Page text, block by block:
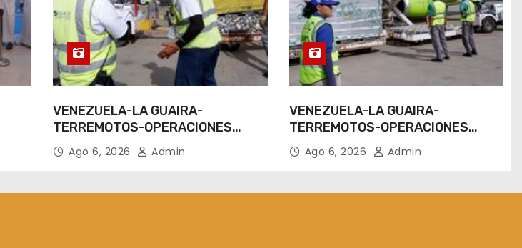
VENEZUELA-LA GUAIRA-
TERREMOTOS-OPERACIONES
AEREAS
Ago 6, 2026 Admin
VENEZUELA-LA GUAIRA-
TERREMOTOS-OPERACIONES
AEREAS
Ago 6, 2026 Admin